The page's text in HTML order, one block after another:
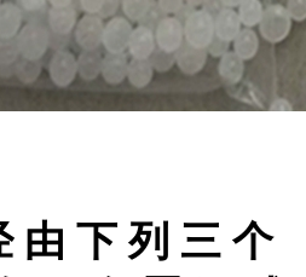
由 下 列 三 个